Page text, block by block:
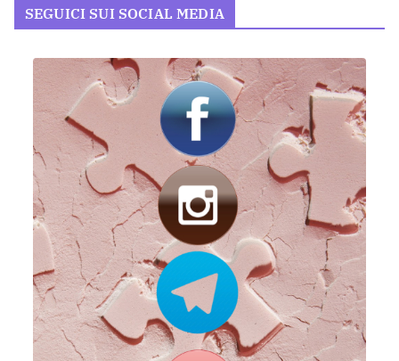
SEGUICI SUI SOCIAL MEDIA